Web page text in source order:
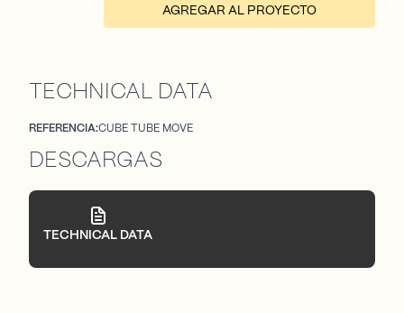
AGREGAR AL PROYECTO
TECHNICAL DATA
REFERENCIA:CUBE TUBE MOVE
DESCARGAS
TECHNICAL DATA